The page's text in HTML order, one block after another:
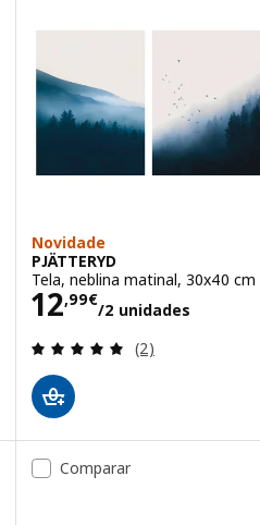
de 5 estrelas. Total de
Novidade
PJÄTTERYD
Tela, neblina matinal, 30x40 cm
12,99€
/2 unidades
Preço 12,99€/
Avaliação: 5
(2)
Comparar